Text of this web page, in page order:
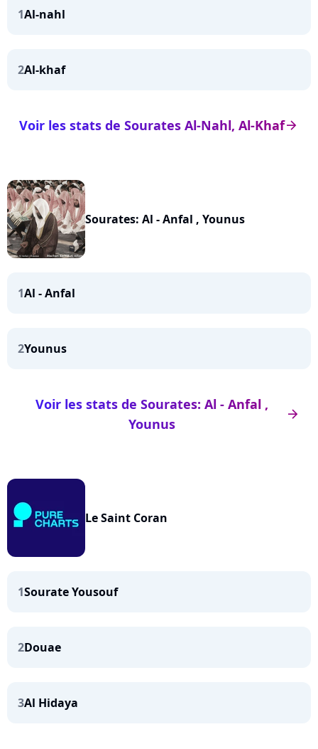
1Al-nahl
2Al-khaf
arrow_right
Voir les stats de Sourates Al-Nahl, Al-Khaf
Sourates: Al - Anfal , Younus
1Al - Anfal
2Younus
arrow_right
Voir les stats de Sourates: Al - Anfal ,
Younus
Le Saint Coran
1Sourate Yousouf
2Douae
3Al Hidaya